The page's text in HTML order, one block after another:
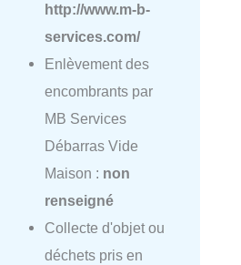
http://www.m-b-
services.com/
Enlèvement des
encombrants par
MB Services
Débarras Vide
Maison : non
renseigné
Collecte d'objet ou
déchets pris en